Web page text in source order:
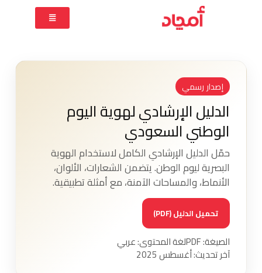
إصدار رسمي
الدليل الإرشادي لهوية اليوم
الوطني السعودي
حمّل الدليل الإرشادي الكامل لاستخدام الهوية
البصرية ليوم الوطن. يتضمن الشعارات، الألوان،
الأنماط، والمساحات الآمنة، مع أمثلة تطبيقية.
تحميل الدليل (PDF)
الصيغة: PDF لغة المحتوى: عربي
آخر تحديث: أغسطس 2025